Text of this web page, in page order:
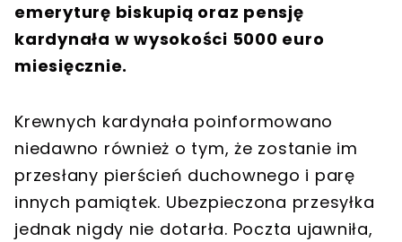
emeryturę biskupią oraz pensję
kardynała w wysokości 5000 euro
miesięcznie.
Krewnych kardynała poinformowano
niedawno również o tym, że zostanie im
przesłany pierścień duchownego i parę
innych pamiątek. Ubezpieczona przesyłka
jednak nigdy nie dotarła. Poczta ujawniła,